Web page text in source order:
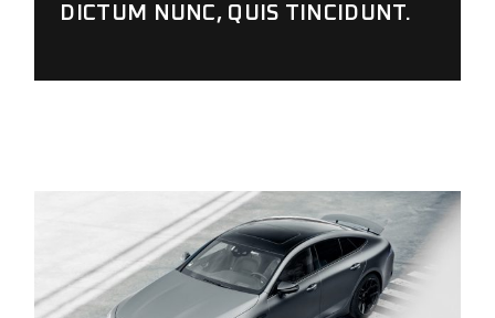
DICTUM NUNC, QUIS TINCIDUNT.